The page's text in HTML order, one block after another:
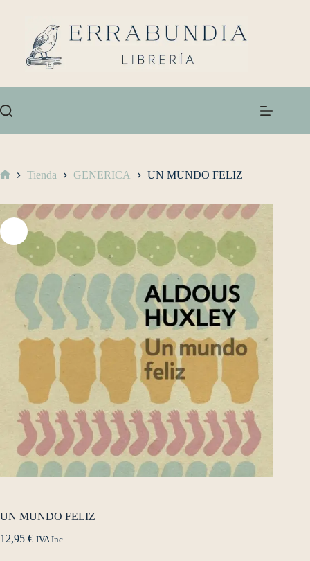
Tienda GENERICA UN MUNDO FELIZ
UN MUNDO FELIZ
12,95 € IVA Inc.